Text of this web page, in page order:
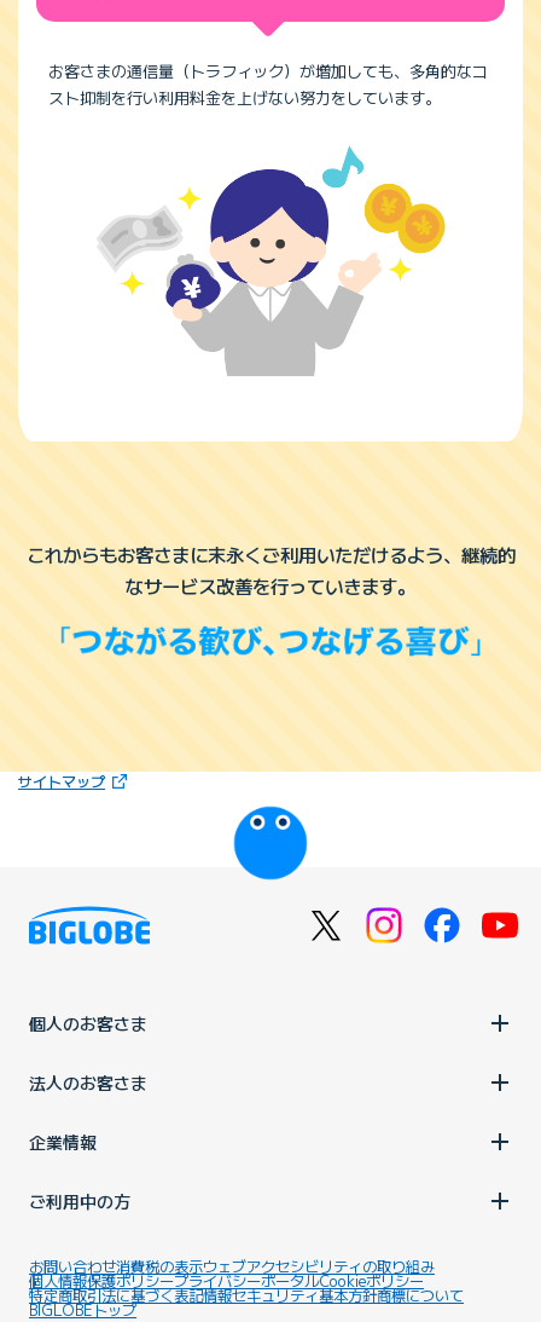
お客さまの通信量（トラフィック）が増加しても、多角的なコ
スト抑制を行い利用料金を上げない努力をしています。
これからもお客さまに末永くご利用いただけるよう、 継続的
なサービス改善を行っていきます。
サイトマップ（新しいタブで開きます）
びっぷるのページ
個人のお客さま
法人のお客さま
企業情報
ご利用中の方
お問い合わせ消費税の表示ウェブアクセシビリティの取り組み
個人情報保護ポリシープライバシーポータルCookieポリシー
特定商取引法に基づく表記情報セキュリティ基本方針商標について
BIGLOBEトップ